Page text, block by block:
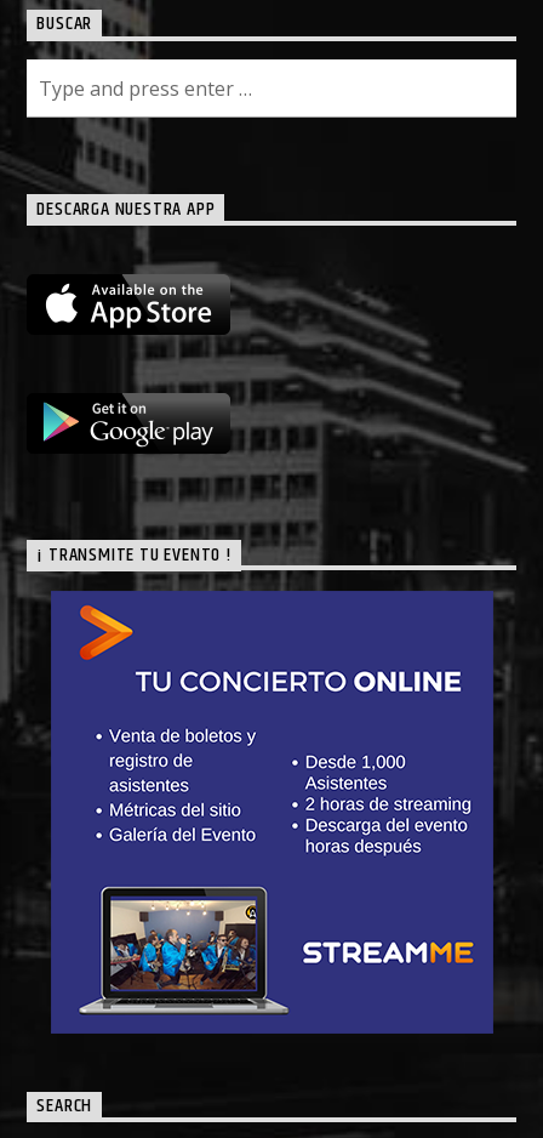
BUSCAR
DESCARGA NUESTRA APP
¡ TRANSMITE TU EVENTO !
SEARCH